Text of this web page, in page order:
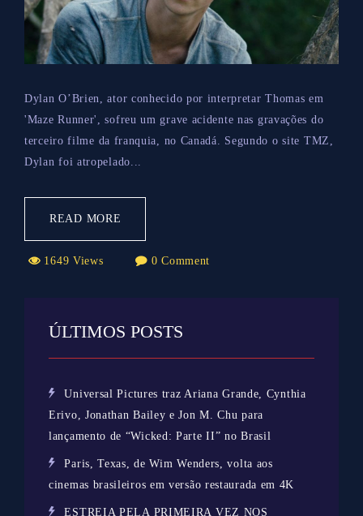
Dylan O’Brien, ator conhecido por interpretar Thomas em
'Maze Runner', sofreu um grave acidente nas gravações do
terceiro filme da franquia, no Canadá. Segundo o site TMZ,
Dylan foi atropelado...
READ MORE
1649 Views 0 Comment
ÚLTIMOS POSTS
Universal Pictures traz Ariana Grande, Cynthia
Erivo, Jonathan Bailey e Jon M. Chu para
lançamento de “Wicked: Parte II” no Brasil
Paris, Texas, de Wim Wenders, volta aos
cinemas brasileiros em versão restaurada em 4K
ESTREIA PELA PRIMEIRA VEZ NOS